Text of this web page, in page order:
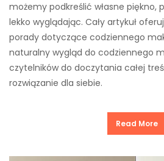
możemy podkreślić własne piękno,
lekko wyglądając. Cały artykuł
porady dotyczące codziennego
naturalny wygląd do codziennego
czytelników do doczytania całej
rozwiązanie dla siebie.
Read More